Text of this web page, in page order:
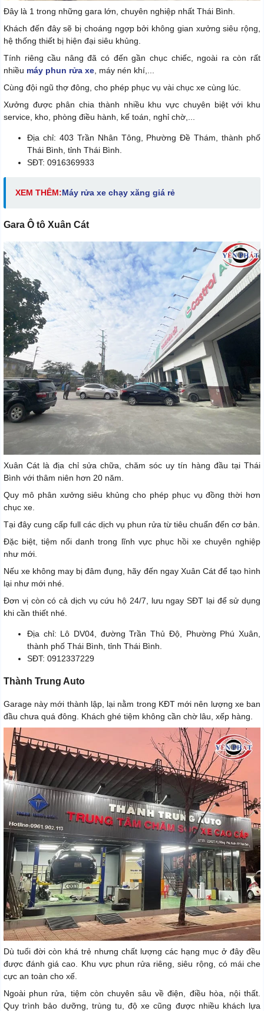
Đây là 1 trong những gara lớn, chuyên nghiệp nhất Thái Bình.
Khách đến đây sẽ bị choáng ngợp bởi không gian xưởng siêu rộng,
hệ thống thiết bị hiện đại siêu khủng.
Tính riêng cầu nâng đã có đến gần chục chiếc, ngoài ra còn rất
nhiều máy phun rửa xe , máy nén khí,...
Cùng đội ngũ thợ đông, cho phép phục vụ vài chục xe cùng lúc.
Xưởng được phân chia thành nhiều khu vực chuyên biệt với khu
service, kho, phòng điều hành, kế toán, nghỉ chờ,...
Địa chỉ: 403 Trần Nhân Tông, Phường Đề Thám, thành phố
Thái Bình, tỉnh Thái Bình.
SĐT: 0916369933
XEM THÊM:Máy rửa xe chạy xăng giá rẻ
Gara Ô tô Xuân Cát
Xuân Cát là địa chỉ sửa chữa, chăm sóc uy tín hàng đầu tại Thái
Bình với thâm niên hơn 20 năm.
Quy mô phân xưởng siêu khủng cho phép phục vụ đồng thời hơn
chục xe.
Tại đây cung cấp full các dịch vụ phun rửa từ tiêu chuẩn đến cơ bản.
Đặc biệt, tiệm nổi danh trong lĩnh vực phục hồi xe chuyên nghiệp
như mới.
Nếu xe không may bị đâm đụng, hãy đến ngay Xuân Cát để tạo hình
lại như mới nhé.
Đơn vị còn có cả dịch vụ cứu hộ 24/7, lưu ngay SĐT lại để sử dụng
khi cần thiết nhé.
Địa chỉ: Lô DV04, đường Trần Thủ Độ, Phường Phú Xuân,
thành phố Thái Bình, tỉnh Thái Bình.
SĐT: 0912337229
Thành Trung Auto
Garage này mới thành lập, lại nằm trong KĐT mới nên lượng xe ban
đầu chưa quá đông. Khách ghé tiệm không cần chờ lâu, xếp hàng.
Dù tuổi đời còn khá trẻ nhưng chất lượng các hạng mục ở đây đều
được đánh giá cao. Khu vực phun rửa riêng, siêu rộng, có mái che
cực an toàn cho xế.
Ngoài phun rửa, tiệm còn chuyên sâu về điện, điều hòa, nội thất.
Quy trình bảo dưỡng, trùng tu, độ xe cũng được nhiều khách lựa